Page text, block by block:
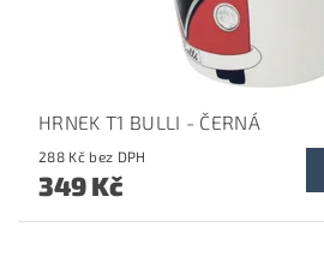
HRNEK T1 BULLI - ČERNÁ
288 Kč bez DPH
349 Kč